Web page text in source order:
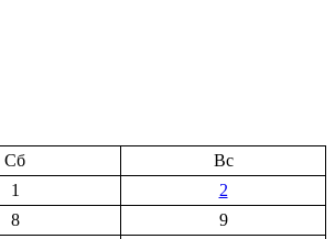
Сб
Вс
1
2
8
9